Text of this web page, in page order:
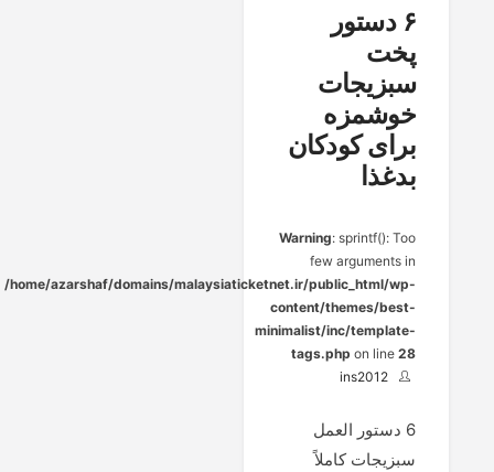
۶ دستور
پخت
سبزیجات
خوشمزه
برای کودکان
بدغذا
Warning: sprintf(): Too
few arguments in
/home/azarshaf/domains/malaysiaticketnet.ir/public_html/wp-
content/themes/best-
minimalist/inc/template-
tags.php on line28
ins2012
6 دستور العمل
سبزیجات کاملاً